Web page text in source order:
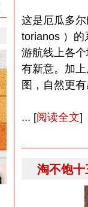
这是厄瓜多
torianos ）的
游航线上各
有新意。加
图，自然更
... [阅读全文]
淘不饱十